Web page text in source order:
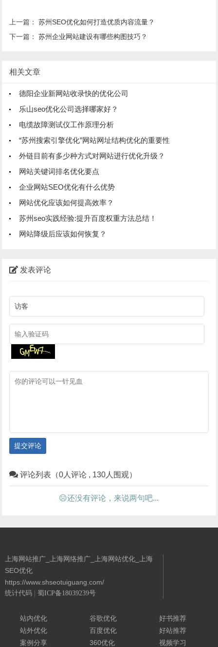
上一篇：苏州SEO优化如何打造优质内容流量？
下一篇：苏州企业网站建设有哪些构图技巧？
相关文章
德阳企业新网站收录快的优化公司
乐山seo优化公司选择哪家好？
电缆故障测试仪工作原理分析
“苏州搜索引擎优化”网站网址结构优化的重要性
外链目前有多少种方式对网站进行优化升级？
网站关键词排名优化要点
企业网站SEO优化有什么优势
网站优化应该如何提高效率？
苏州seo实践经验:提升百度权重方法总结！
网站降级后应该如何恢复？
发表评论
提交评论
评论列表（0人评论 , 130人围观）
☹还没有评论，来说两句吧...
上海网站推广_上海网络推广_上海网站优化_上海
SEO优化
https://www.shseotuiguang.com/
统计代码 蜀ICP备18039239号
站内优化
站外优化
案例分享
谷歌优化
百度优化
360优化
好书推荐
好站推荐
视频学习